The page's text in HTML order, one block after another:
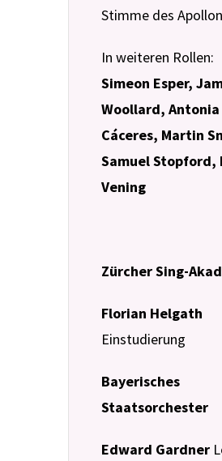
Stimme des Apollon
In weiteren Rollen:
Simeon Esper,
Woollard, Antonia
Cáceres, Martin
Samuel Stopford,
Vening
Zürcher Sing-
Florian Helgath
Einstudierung
Bayerisches
Staatsorchester
Edward Gardner